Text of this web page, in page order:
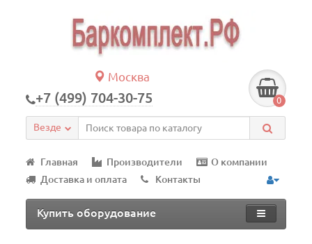
Москва
+7 (499) 704-30-75 0
Везде
Главная Производители
О компании
Доставка и оплата
Контакты
Купить оборудование